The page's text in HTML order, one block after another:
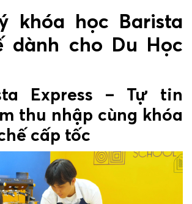
khóa học Barista
dành cho Du Học
Express – Tự tin
thu nhập cùng khóa
cấp tốc